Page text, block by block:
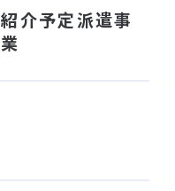
紹介予定派遣事
業